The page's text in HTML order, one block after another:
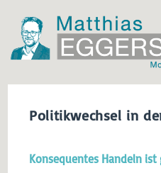
Politikwechsel in
Konsequentes Handeln